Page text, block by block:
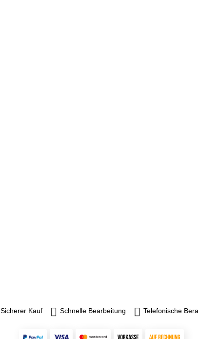
Sicherer Kauf Schnelle Bearbeitung Telefonische